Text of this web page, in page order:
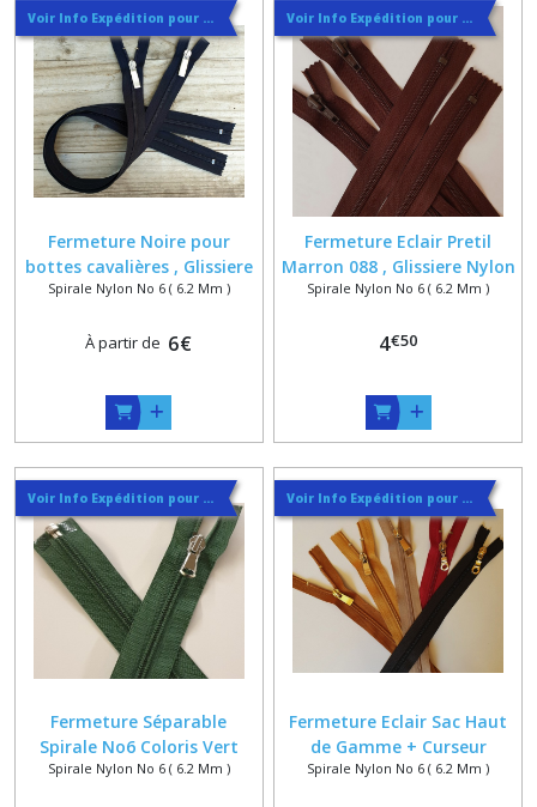
Voir Info Expédition pour Régler les Frais de Port au Meilleur Prix , En haut d'ecran à Droite
Fermeture Noire pour
bottes cavalières , Glissiere
Nylon No 6 Ailée sur Mesure
Spirale Nylon No 6 ( 6.2 Mm )
À partir de 6€
Voir Info Expédition pour Régler les Frais de Port au Meilleur Prix , En haut d'ecran à Droite
Fermeture Eclair Pretil
Marron 088 , Glissiere Nylon
Numero 6 sur Mesure maxi
Spirale Nylon No 6 ( 6.2 Mm )
4€50
Voir Info Expédition pour Régler les Frais de Port au Meilleur Prix , En haut d'ecran à Droite
Fermeture Séparable
Spirale No6 Coloris Vert
Forestier sur Mesure
Spirale Nylon No 6 ( 6.2 Mm )
Voir Info Expédition pour Régler les Frais de Port au Meilleur Prix , En haut d'ecran à Droite
Fermeture Eclair Sac Haut
de Gamme + Curseur
Massif Glacé Finition Doré
Spirale Nylon No 6 ( 6.2 Mm )